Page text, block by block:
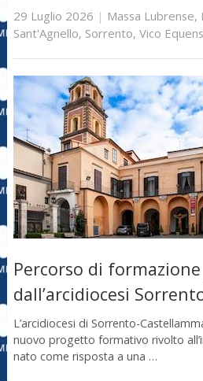
29 Luglio 2026 | Massa Lubrense,
Sant'Agnello, Sorrento, Vico
Percorso di
dall’arcidiocesi
L’arcidiocesi di Sorrento-
nuovo progetto formativo rivolto
nato come risposta a una …